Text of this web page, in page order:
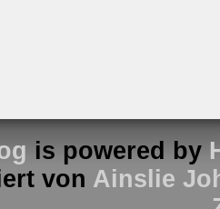
is powered by
von Ainslie